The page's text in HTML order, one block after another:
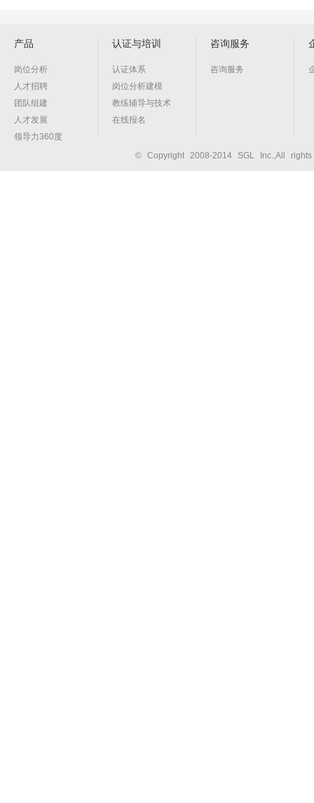
产品
岗位分析
人才招聘
团队组建
人才发展
领导力360度
认证与培训
认证体系
岗位分析建模
教练辅导与技术
在线报名
咨询服务
咨询服务
© Copyright 2008-2014 SGL Inc.,All